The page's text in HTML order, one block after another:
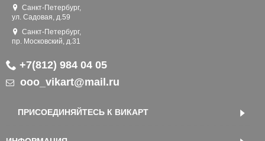
Санкт-Петербург,
ул. Садовая, д.59
Санкт-Петербург,
пр. Московский, д.31
+7(812) 984 04 05
ooo_vikart@mail.ru
ПРИСОЕДИНЯЙТЕСЬ К ВИКАРТ